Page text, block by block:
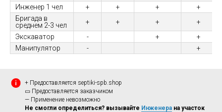
Инженер 1 чел
+ + +
+
Бригада в
среднем 2-3 чел
+ + +
+
Экскаватор
- +
+
Манипулятор
- +
+ Предоставляется septiki-spb.shop
▭ Предоставляется заказчиком
— Применение невозможно
Не смогли определиться? вызывайте Инженера на участок